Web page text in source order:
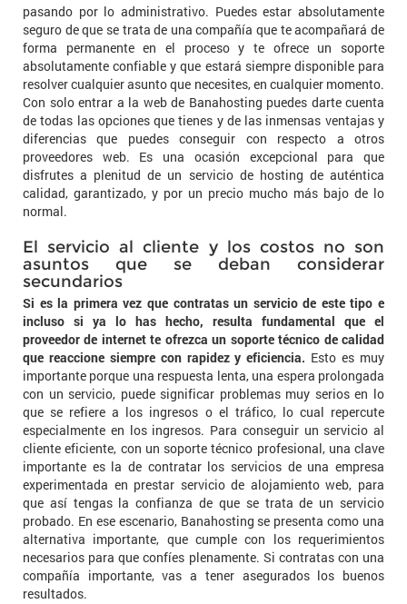
pasando por lo administrativo. Puedes estar absolutamente
seguro de que se trata de una compañía que te acompañará de
forma permanente en el proceso y te ofrece un soporte
absolutamente confiable y que estará siempre disponible para
resolver cualquier asunto que necesites, en cualquier momento.
Con solo entrar a la web de Banahosting puedes darte cuenta
de todas las opciones que tienes y de las inmensas ventajas y
diferencias que puedes conseguir con respecto a otros
proveedores web. Es una ocasión excepcional para que
disfrutes a plenitud de un servicio de hosting de auténtica
calidad, garantizado, y por un precio mucho más bajo de lo
normal.
El servicio al cliente y los costos no son
asuntos que se deban considerar
secundarios
Si es la primera vez que contratas un servicio de este tipo e
incluso si ya lo has hecho, resulta fundamental que el
proveedor de internet te ofrezca un soporte técnico de calidad
que reaccione siempre con rapidez y eficiencia. Esto es muy
importante porque una respuesta lenta, una espera prolongada
con un servicio, puede significar problemas muy serios en lo
que se refiere a los ingresos o el tráfico, lo cual repercute
especialmente en los ingresos. Para conseguir un servicio al
cliente eficiente, con un soporte técnico profesional, una clave
importante es la de contratar los servicios de una empresa
experimentada en prestar servicio de alojamiento web, para
que así tengas la confianza de que se trata de un servicio
probado. En ese escenario, Banahosting se presenta como una
alternativa importante, que cumple con los requerimientos
necesarios para que confíes plenamente. Si contratas con una
compañía importante, vas a tener asegurados los buenos
resultados.